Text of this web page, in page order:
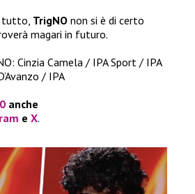
tutto, TrigNO non si è di certo
magari in futuro.
Cinzia Camela / IPA Sport / IPA
/ IPA
anche
e X.